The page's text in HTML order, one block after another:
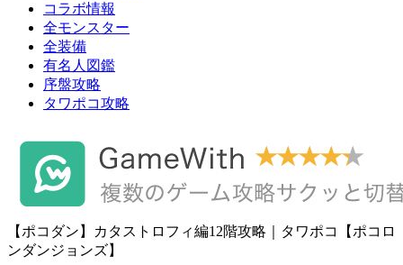
コラボ情報
全モンスター
全装備
有名人図鑑
序盤攻略
タワポコ攻略
【ポコダン】カタストロフィ編12階攻略｜タワポコ【ポコロ
ンダンジョンズ】